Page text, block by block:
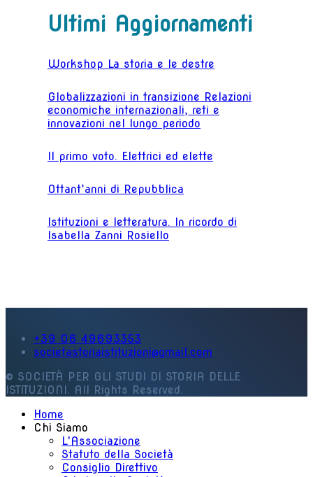
Ultimi Aggiornamenti
Workshop La storia e le destre
Globalizzazioni in transizione Relazioni
economiche internazionali, reti e
innovazioni nel lungo periodo
Il primo voto. Elettrici ed elette
Ottant’anni di Repubblica
Istituzioni e letteratura. In ricordo di
Isabella Zanni Rosiello
+39 06 49693353
societastoriaistituzioni@gmail.com
© SOCIETÀ PER GLI STUDI DI STORIA DELLE
ISTITUZIONI. All Rights Reserved.
Home
Chi Siamo
L'Associazione
Statuto della Società
Consiglio Direttivo